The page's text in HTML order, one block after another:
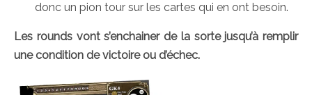
donc un pion tour sur les cartes qui en ont besoin.
Les rounds vont s’enchainer de la sorte jusqu’à remplir
une condition de victoire ou d’échec.